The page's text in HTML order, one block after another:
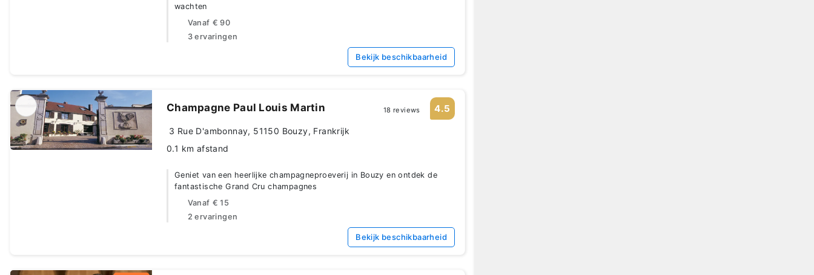
wachten
Vanaf € 90
3 ervaringen
Bekijk beschikbaarheid
Champagne Paul Louis Martin 18 reviews 4.5
3 Rue D'ambonnay, 51150 Bouzy, Frankrijk
0.1 km afstand
Geniet van een heerlijke champagneproeverij in Bouzy en ontdek de
fantastische Grand Cru champagnes
Vanaf € 15
2 ervaringen
Bekijk beschikbaarheid